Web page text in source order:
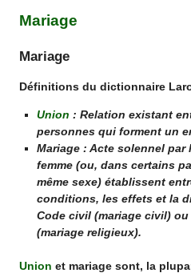
Mariage
Mariage
Définitions du dictionnaire
Union : Relation existant
personnes qui forment un
Mariage : Acte solennel par
femme (ou, dans certains
même sexe) établissent
conditions, les effets et la
Code civil (mariage civil)
(mariage religieux).
Union et mariage sont, la